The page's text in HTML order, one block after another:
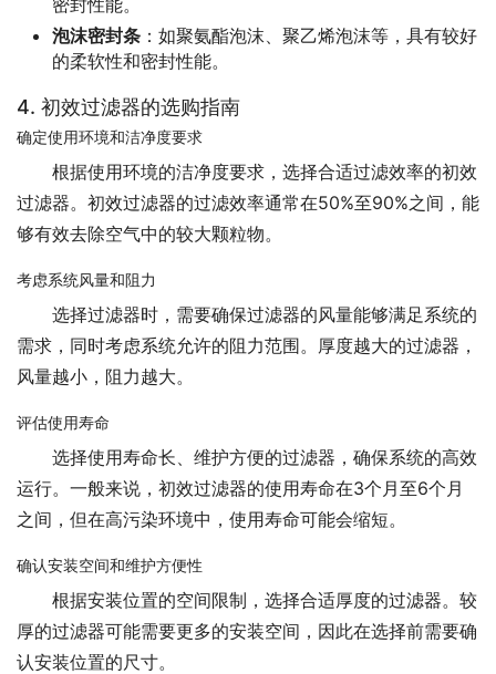
密封性能。
泡沫密封条 ：如聚氨酯泡沫、聚乙烯泡沫等，具有较好
的柔软性和密封性能。
4. 初效过滤器的选购指南
确定使用环境和洁净度要求
根据使用环境的洁净度要求，选择合适过滤效率的初效
过滤器。初效过滤器的过滤效率通常在50%至90%之间，能
够有效去除空气中的较大颗粒物。
考虑系统风量和阻力
选择过滤器时，需要确保过滤器的风量能够满足系统的
需求，同时考虑系统允许的阻力范围。厚度越大的过滤器，
风量越小，阻力越大。
评估使用寿命
选择使用寿命长、维护方便的过滤器，确保系统的高效
运行。一般来说，初效过滤器的使用寿命在3个月至6个月
之间，但在高污染环境中，使用寿命可能会缩短。
确认安装空间和维护方便性
根据安装位置的空间限制，选择合适厚度的过滤器。较
厚的过滤器可能需要更多的安装空间，因此在选择前需要确
认安装位置的尺寸。